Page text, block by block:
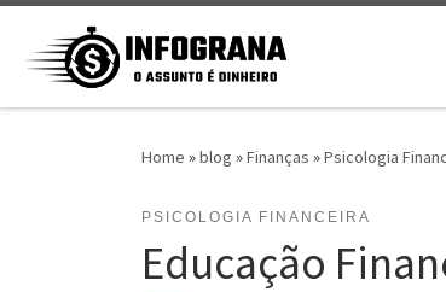
Skip to content
Home »blog »Finanças »Psicologia
PSICOLOGIA FINANCEIRA
Educação